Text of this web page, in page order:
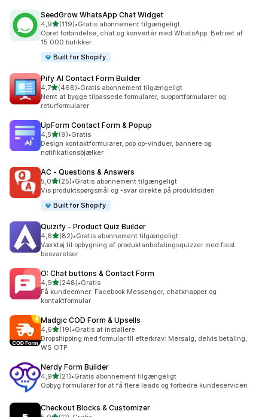
SeedGrow WhatsApp Chat Widget
4,9ud af 5 stjerner
(119)
119 anmeldelser i alt
•Gratis abonnement tilgængeligt
Opret forbindelse, chat og konvertér med WhatsApp. Betroet af
15.000 butikker
Built for Shopify
Pify AI Contact Form Builder
4,7ud af 5 stjerner
(468)
468 anmeldelser i alt
•Gratis abonnement tilgængeligt
Nemt at bygge tilpassede formularer, supportformularer og
returformularer
UpForm Contact Form & Popup
4,5ud af 5 stjerner
(9)
9 anmeldelser i alt
•Gratis
Design kontaktformularer, pop op-vinduer, bannere og
notifikationsbjælker
AC ‑ Questions & Answers
5,0ud af 5 stjerner
(25)
25 anmeldelser i alt
•Gratis abonnement tilgængeligt
Vis produktspørgsmål og -svar direkte på produktsiden
Built for Shopify
Quizify ‑ Product Quiz Builder
4,6ud af 5 stjerner
(82)
82 anmeldelser i alt
•Gratis abonnement tilgængeligt
Værktøj til opbygning af produktanbefalingsquizzer med flest
besvarelser
O: Chat buttons & Contact Form
4,9ud af 5 stjerner
(248)
248 anmeldelser i alt
•Gratis
Få kundeemner: Facebook Messenger, chatknapper og
kontaktformular
Madgic COD Form & Upsells
4,6ud af 5 stjerner
(19)
19 anmeldelser i alt
•Gratis at installere
Dropshipping med formular til efterkrav: Mersalg, delvis betaling,
WS OTP
Nerdy Form Builder
4,9ud af 5 stjerner
(21)
21 anmeldelser i alt
•Gratis abonnement tilgængeligt
Opbyg formularer for at få flere leads og forbedre kundeservicen
Checkout Blocks & Customizer